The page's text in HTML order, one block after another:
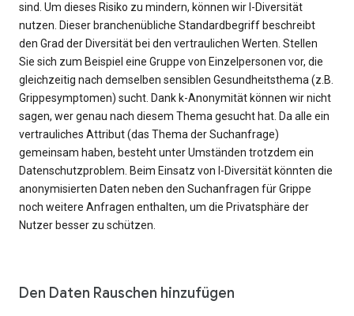
sind. Um dieses Risiko zu mindern, können wir l-Diversität
nutzen. Dieser branchenübliche Standardbegriff beschreibt
den Grad der Diversität bei den vertraulichen Werten. Stellen
Sie sich zum Beispiel eine Gruppe von Einzelpersonen vor, die
gleichzeitig nach demselben sensiblen Gesundheitsthema (z.B.
Grippesymptomen) sucht. Dank k-Anonymität können wir nicht
sagen, wer genau nach diesem Thema gesucht hat. Da alle ein
vertrauliches Attribut (das Thema der Suchanfrage)
gemeinsam haben, besteht unter Umständen trotzdem ein
Datenschutzproblem. Beim Einsatz von l-Diversität könnten die
anonymisierten Daten neben den Suchanfragen für Grippe
noch weitere Anfragen enthalten, um die Privatsphäre der
Nutzer besser zu schützen.
Den Daten Rauschen hinzufügen